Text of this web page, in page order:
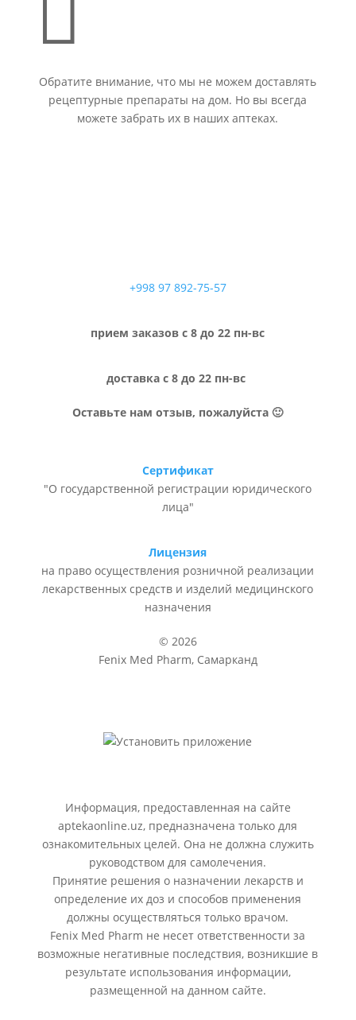
Обратите внимание, что мы не можем доставлять
рецептурные препараты на дом. Но вы всегда
можете забрать их в наших аптеках.
+998 97 892-75-57
прием заказов с 8 до 22 пн-вс
доставка с 8 до 22 пн-вс
Оставьте нам отзыв, пожалуйста 🙂
Сертификат
"О государственной регистрации юридического
лица"
Лицензия
на право осуществления розничной реализации
лекарственных средств и изделий медицинского
назначения
© 2026
Fenix Med Pharm, Самарканд
Информация, предоставленная на сайте
aptekaonline.uz, предназначена только для
ознакомительных целей. Она не должна служить
руководством для самолечения.
Принятие решения о назначении лекарств и
определение их доз и способов применения
должны осуществляться только врачом.
Fenix Med Pharm не несет ответственности за
возможные негативные последствия, возникшие в
результате использования информации,
размещенной на данном сайте.